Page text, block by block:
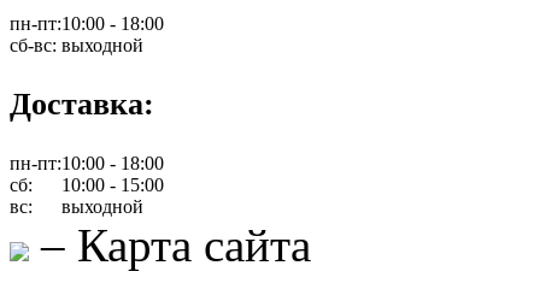
пн-пт:10:00 - 18:00
сб-вс: выходной
Доставка:
пн-пт:10:00 - 18:00
сб:
10:00 - 15:00
вс:
выходной
– Карта сайта